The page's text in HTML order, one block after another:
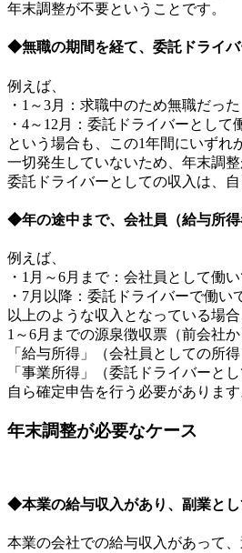
年末調整が不要ということです。
◆無職の期間を経て、委託ドライ
例えば、
・1～3月：求職中のため無職だった
・4～12月：委託ドライバーとして
という場合も、この1年間にいずれ
一切発生していないため、年末調整
委託ドライバーとしての収入は、自
◆年の途中まで、会社員（給与所
例えば、
・1月～6月まで：会社員として働
・7月以降：委託ドライバーで働い
以上のような収入となっている場合
1～6月までの源泉徴収票（前会社
「給与所得」（会社員としての所得
「事業所得」（委託ドライバーと
自ら確定申告を行う必要があります
年末調整が必要なケース
◆本業の給与収入があり、副業と
本業の会社での給与収入があって